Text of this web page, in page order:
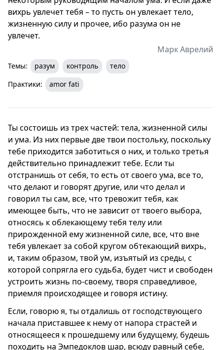
вихрь увлечет тебя – то пусть он увлекает тело,
жизненную силу и прочее, ибо разума он не
увлечет.
Марк Аврелий
Темы: разум контроль
тело
Практики:
amor fati
Ты состоишь из трех частей: тела, жизненной силы
и ума. Из них первые две твои постольку, поскольку
тебе приходится заботиться о них, и только третья
действительно принадлежит тебе. Если ты
отстранишь от себя, то есть от своего ума, все то,
что делают и говорят другие, или что делал и
говорил ты сам, все, что тревожит тебя, как
имеющее быть, что не зависит от твоего выбора,
относясь к облекающему тебя телу или
прирожденной ему жизненной силе, все, что вне
тебя увлекает за собой кругом обтекающий вихрь,
и, таким образом, твой ум, изъятый из среды, с
которой сопрягла его судьба, будет чист и свободен
устроить жизнь по-своему, творя справедливое,
приемля происходящее и говоря истину.
Если, говорю я, ты отдалишь от господствующего
начала приставшее к нему от напора страстей и
относящееся к прошедшему или будущему, будешь
походить на Эмпедоклов шар, всюду равный себе,